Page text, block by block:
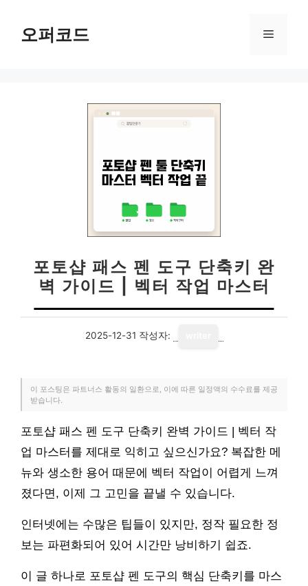
오퍼코드 메
포토샵 패스 펜 도구 단축키 완
벽 가이드 | 벡터 작업 마스터
2025-12-31 작성자:
이 포스팅은 파트너스 활동의 일환으로, 이에 따른 일정액의 수수료를 제공
받습니다.
포토샵 패스 펜 도구 단축키 완벽 가이드 | 벡터 작
업 마스터를 제대로 익히고 싶으신가요? 복잡한 메
뉴와 생소한 용어 때문에 벡터 작업이 어렵게 느껴
졌다면, 이제 그 고민을 끝낼 수 있습니다.
인터넷에는 수많은 팁들이 있지만, 정작 필요한 정
보는 파편화되어 있어 시간만 낭비하기 쉽죠.
이 글 하나로 포토샵 펜 도구의 핵심 단축키를 마스